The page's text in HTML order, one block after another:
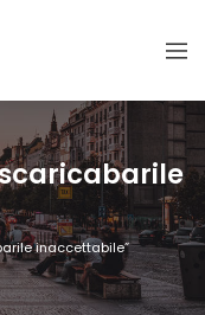
inaccettabile”